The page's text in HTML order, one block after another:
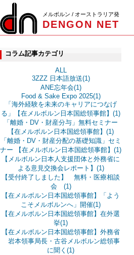
メルボルン / オーストラリア発
DENGON NET
コラム記事カテゴリ
ALL
3ZZZ 日本語放送(1)
ANE忘年会(1)
Food & Sake Expo 2025(1)
「海外経験を未来のキャリアにつなげ
る」【在メルボルン日本国総領事館】(1)
「離婚・DV・財産分与」無料セミナー
【在メルボルン日本国総領事館】(1)
「離婚・DV・財産分配の基礎知識」セミ
ナー 【在メルボルン日本国総領事館】(1)
【メルボルン日本人支援団体と外務省に
よる意見交換会レポート】(1)
【受付終了しました】 無料・医療相談
会 (1)
【在メルボルン日本国総領事館】「よう
こそメルボルンへ」開催(1)
【在メルボルン日本国総領事館】在外選
挙(1)
【在メルボルン日本国総領事館】外務省
岩本領事局長・古谷メルボルン総領事
に聞く(1)